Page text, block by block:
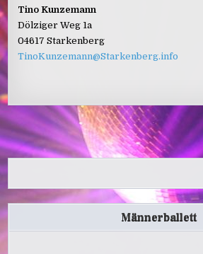
Tino Kunzemann
Dölziger Weg 1a
04617 Starkenberg
TinoKunzemann@Starkenberg.info
Männerballett